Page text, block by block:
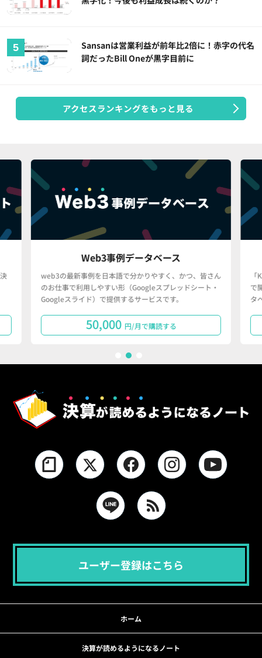
Sansanは営業利益が前年比2倍に！赤字の代名
詞だったBill Oneが黒字目前に
アクセスランキングをもっと見る
Web3事例データベース
web3の最新事例を日本語で分かりやすく、かつ、皆さん
のお仕事で利用しやすい形（Googleスプレッドシート・
Googleスライド）で提供するサービスです。
50,000 円/月で購読する
で
タ
ユーザー登録はこちら
ホーム
決算が読めるようになるノート